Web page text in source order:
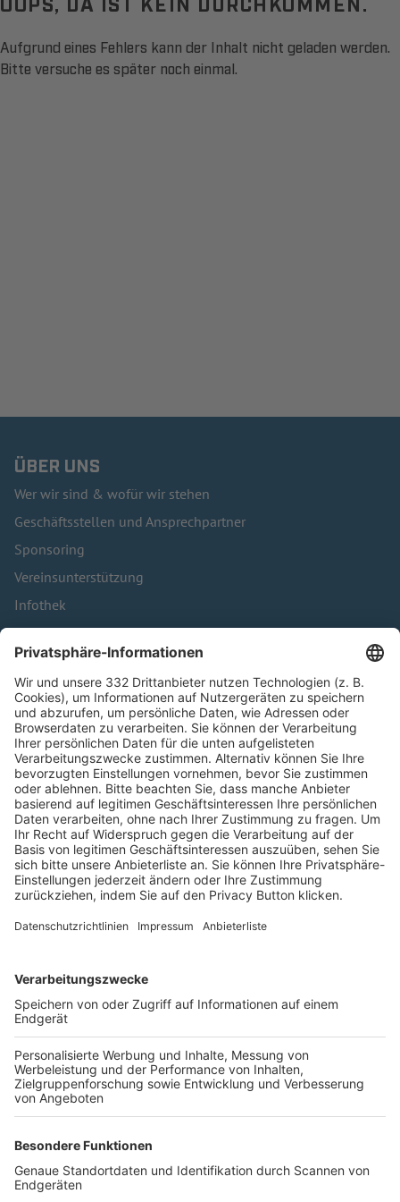
Aufgrund eines Fehlers kann der Inhalt nicht geladen werden.
Bitte versuche es später noch einmal.
ÜBER UNS
Wer wir sind & wofür wir stehen
Geschäftsstellen und Ansprechpartner
Sponsoring
Vereinsunterstützung
Infothek
Kontakt
HÄUFIG BESUCHTE SEITEN
Pässe und Vereinswechsel
Trainerausbildung
Schulungsangebot Vereinsmitarbeiter
BFV-Geschäftsstellen
Trainerbörse
Login SpielPlus
FOLGE DEM BFV
TOP-VEREINE
TOP-PARTNER